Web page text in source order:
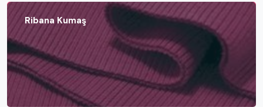
Ribana Kumaş